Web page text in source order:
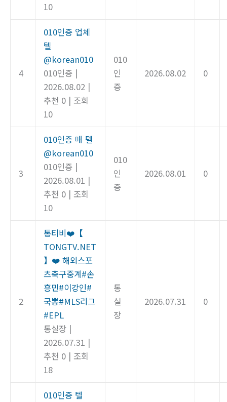
10
4
010인증 업체
텔
@korean010
010인증 |
2026.08.02 |
추천 0 | 조회
10
010
인
증
2026.08.02 0
3
010인증 매 텔
@korean010
010인증 |
2026.08.01 |
추천 0 | 조회
10
010
인
증
2026.08.01 0
2
통티비❤️【
TONGTV.NET
】❤️ 해외스포
츠축구중계#손
흥민#이강인#
국뽕#MLS리그
#EPL
통실장 |
2026.07.31 |
추천 0 | 조회
18
통
실
장
2026.07.31 0
010인증 텔